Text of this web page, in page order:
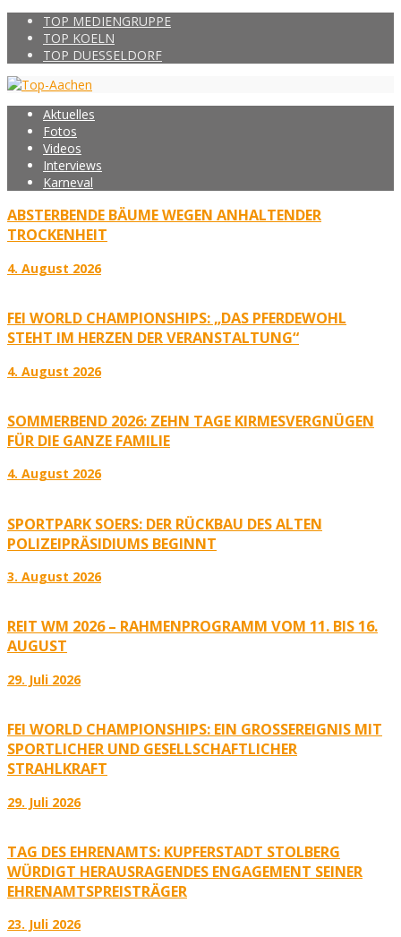
TOP MEDIENGRUPPE
TOP KOELN
TOP DUESSELDORF
Aktuelles
Fotos
Videos
Interviews
Karneval
ABSTERBENDE BÄUME WEGEN ANHALTENDER
TROCKENHEIT
4. August 2026
FEI WORLD CHAMPIONSHIPS: „DAS PFERDEWOHL
STEHT IM HERZEN DER VERANSTALTUNG“
4. August 2026
SOMMERBEND 2026: ZEHN TAGE KIRMESVERGNÜGEN
FÜR DIE GANZE FAMILIE
4. August 2026
SPORTPARK SOERS: DER RÜCKBAU DES ALTEN
POLIZEIPRÄSIDIUMS BEGINNT
3. August 2026
REIT WM 2026 – RAHMENPROGRAMM VOM 11. BIS 16.
AUGUST
29. Juli 2026
FEI WORLD CHAMPIONSHIPS: EIN GROSSEREIGNIS MIT S
PORTLICHER UND GESELLSCHAFTLICHER S
TRAHLKRAFT
29. Juli 2026
TAG DES EHRENAMTS: KUPFERSTADT STOLBERG
WÜRDIGT HERAUSRAGENDES ENGAGEMENT SEINER
EHRENAMTSPREISTRÄGER
23. Juli 2026